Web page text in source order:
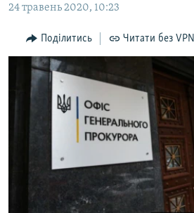
Перейти
пошуку
ПОГЛЯД
ІНТЕРВ'Ю
ВСЕ ЗА ДЕНЬ
СПЕЦПРОЕКТИ
ВІДЕОУРОКИ «ELIFBE»
СВІДЧЕННЯ ОКУПАЦІЇ
УКРАЇНСЬКА ПРОБЛЕМА КРИМУ
ЯК ОБІЙТИ БЛОКУВАННЯ
Qırımtatar
24 травень 2020, 10:23
Поділитись Читати без VPN